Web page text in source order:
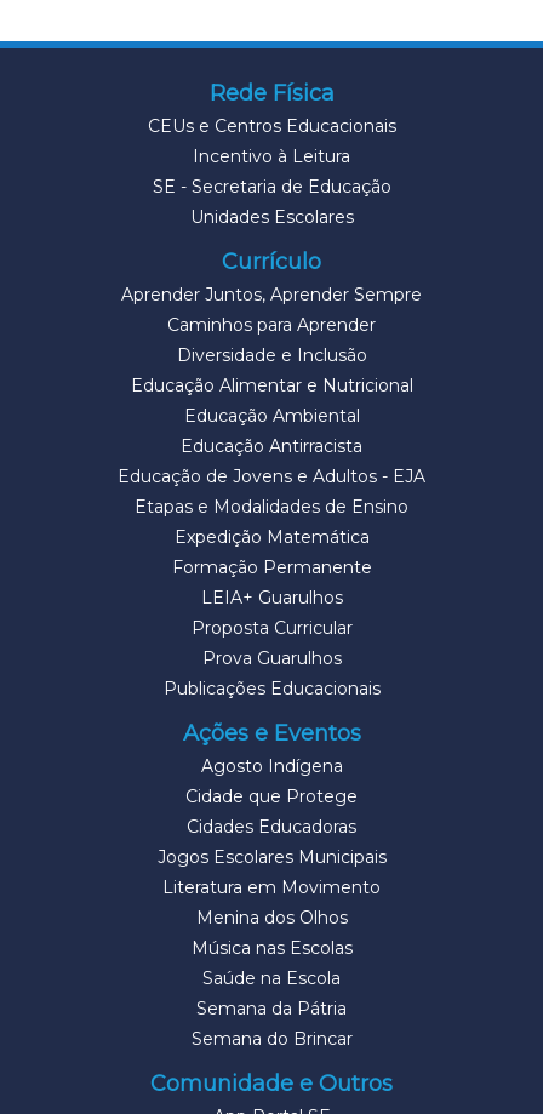
Rede Física
CEUs e Centros Educacionais
Incentivo à Leitura
SE - Secretaria de Educação
Unidades Escolares
Currículo
Aprender Juntos, Aprender Sempre
Caminhos para Aprender
Diversidade e Inclusão
Educação Alimentar e Nutricional
Educação Ambiental
Educação Antirracista
Educação de Jovens e Adultos - EJA
Etapas e Modalidades de Ensino
Expedição Matemática
Formação Permanente
LEIA+ Guarulhos
Proposta Curricular
Prova Guarulhos
Publicações Educacionais
Ações e Eventos
Agosto Indígena
Cidade que Protege
Cidades Educadoras
Jogos Escolares Municipais
Literatura em Movimento
Menina dos Olhos
Música nas Escolas
Saúde na Escola
Semana da Pátria
Semana do Brincar
Comunidade e Outros